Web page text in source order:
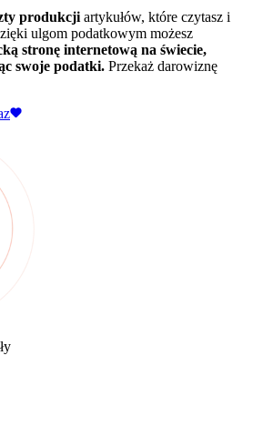
produkcji artykułów, które czytasz i
ulgom podatkowym możesz
stronę internetową na świecie,
swoje podatki. Przekaż darowiznę